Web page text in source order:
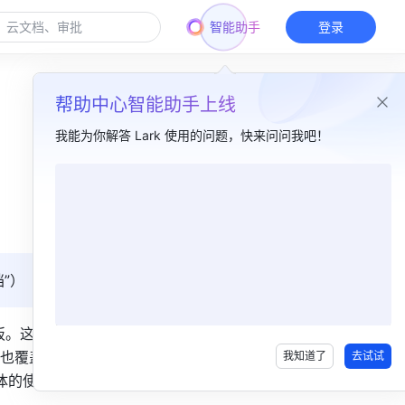
智能助手
帮助中心智能助手上线
我能为你解答 Lark 使用的问题，快来问问我吧！
我知道了 去试试
登录
这些模
覆盖了
使用场